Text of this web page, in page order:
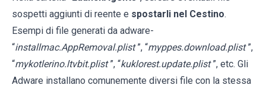
sospetti aggiunti di reente e spostarli nel Cestino.
Esempi di file generati da adware-
“installmac.AppRemoval.plist ”, “myppes.download.plist ”,
“mykotlerino.ltvbit.plist ”, “kuklorest.update.plist ”, etc. Gli
Adware installano comunemente diversi file con la stessa